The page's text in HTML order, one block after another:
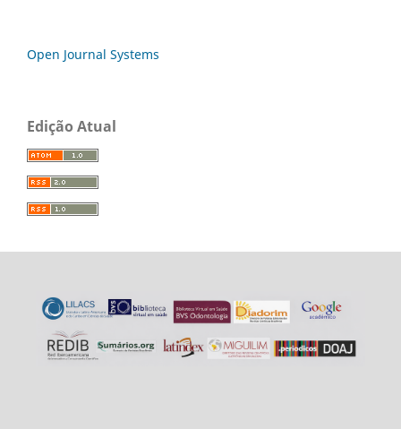
Open Journal Systems
Edição Atual